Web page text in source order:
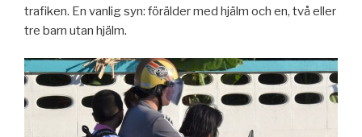
trafiken. En vanlig syn: förälder med hjälm och en, två eller
tre barn utan hjälm.